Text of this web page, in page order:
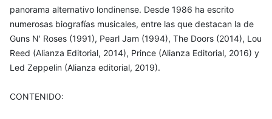
panorama alternativo londinense. Desde 1986 ha escrito
numerosas biografías musicales, entre las que destacan la de
Guns N' Roses (1991), Pearl Jam (1994), The Doors (2014), Lou
Reed (Alianza Editorial, 2014), Prince (Alianza Editorial, 2016) y
Led Zeppelin (Alianza editorial, 2019).
CONTENIDO: